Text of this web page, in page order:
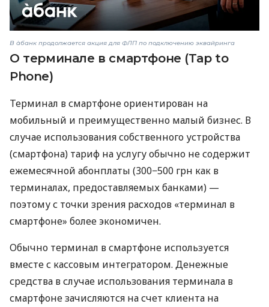
В àбанк продолжается акция для ФЛП по подключению эквайринга
О терминале в смартфоне (Tap to
Phone)
Терминал в смартфоне ориентирован на
мобильный и преимущественно малый бизнес. В
случае использования собственного устройства
(смартфона) тариф на услугу обычно не содержит
ежемесячной абонплаты (300−500 грн как в
терминалах, предоставляемых банками) —
поэтому с точки зрения расходов «терминал в
смартфоне» более экономичен.
Обычно терминал в смартфоне используется
вместе с кассовым интегратором. Денежные
средства в случае использования терминала в
смартфоне зачисляются на счет клиента на